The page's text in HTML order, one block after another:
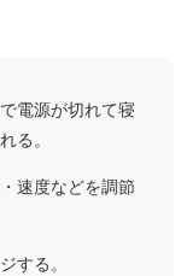
電源が切れて寝
る。
速度などを調節
する。